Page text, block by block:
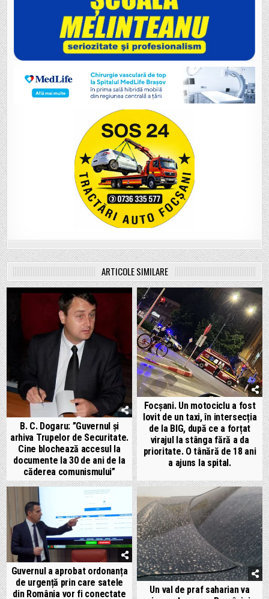
ARTICOLE SIMILARE
B. C. Dogaru: ”Guvernul și
arhiva Trupelor de Securitate.
Cine blochează accesul la
documente la 30 de ani de la
căderea comunismului”
Focșani. Un motociclu a fost
lovit de un taxi, în intersecția
de la BIG, după ce a forțat
virajul la stânga fără a da
prioritate. O tânără de 18 ani
a ajuns la spital.
Guvernul a aprobat ordonanța
de urgență prin care satele
din România vor fi conectate
Un val de praf saharian va